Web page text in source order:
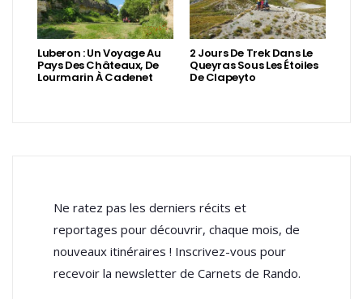
Luberon : Un Voyage Au
Pays Des Châteaux, De
Lourmarin À Cadenet
2 Jours De Trek Dans Le
Queyras Sous Les Étoiles
De Clapeyto
Ne ratez pas les derniers récits et
reportages pour découvrir, chaque mois, de
nouveaux itinéraires ! Inscrivez-vous pour
recevoir la newsletter de Carnets de Rando.